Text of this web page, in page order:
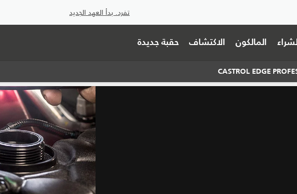
تفرد. بدأ العهد الجديد
الشراء المالكون الاكتشاف حقبة جديدة